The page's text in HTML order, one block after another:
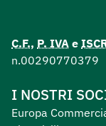
C.F., P. IVA e
n.00290770379
I NOSTRI
Europa